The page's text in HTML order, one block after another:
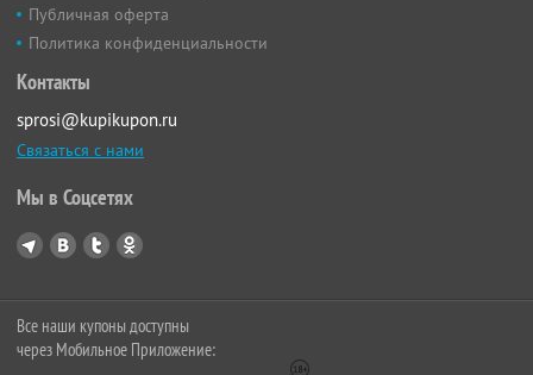
Публичная оферта
Политика конфиденциальности
Контакты
sprosi@kupikupon.ru
Связаться с нами
Мы в Соцсетях
Все наши купоны доступны
через Мобильное Приложение: